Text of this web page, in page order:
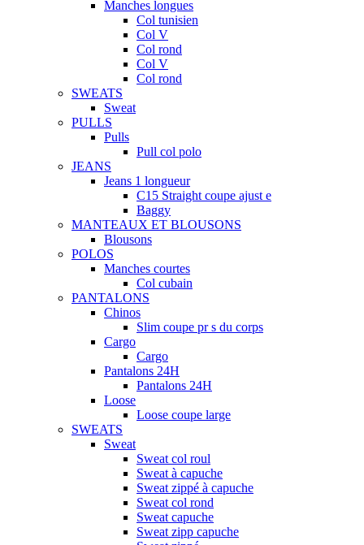
Manches longues
Col tunisien
Col V
Col rond
Col V
Col rond
SWEATS
Sweat
PULLS
Pulls
Pull col polo
JEANS
Jeans 1 longueur
C15 Straight coupe ajust e
Baggy
MANTEAUX ET BLOUSONS
Blousons
POLOS
Manches courtes
Col cubain
PANTALONS
Chinos
Slim coupe pr s du corps
Cargo
Cargo
Pantalons 24H
Pantalons 24H
Loose
Loose coupe large
SWEATS
Sweat
Sweat col roul
Sweat à capuche
Sweat zippé à capuche
Sweat col rond
Sweat capuche
Sweat zipp capuche